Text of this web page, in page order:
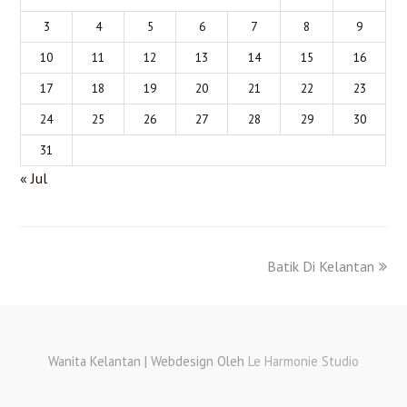
3
4 5 6 7 8
9
10
11 12 13 14 15
16
17
18 19 20 21 22
23
24
25 26 27 28 29
30
31
« Jul
Batik Di Kelantan
Wanita Kelantan | Webdesign Oleh Le Harmonie Studio